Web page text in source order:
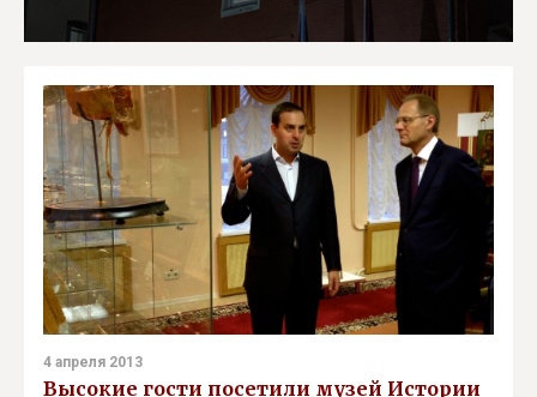
4 апреля 2013
Высокие гости посетили музей Истории